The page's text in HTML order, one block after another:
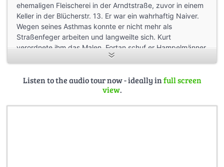
ehemaligen Fleischerei in der Arndtstraße, zuvor in einem
Keller in der Blücherstr. 13. Er war ein wahrhaftig Naiver.
Wegen seines Asthmas konnte er nicht mehr als
Straßenfeger arbeiten und langweilte sich. Kurt
verordnete ihm das Malen. Fortan schuf er Hampelmänner,
Hampelfrauen, Hampelkamele, ja sogar hampelnde
Besucher an den Strippen zogen und sich an den
hampelnden Figuren erfreuten.
Listen to the audio tour now - ideally infull screen
view.